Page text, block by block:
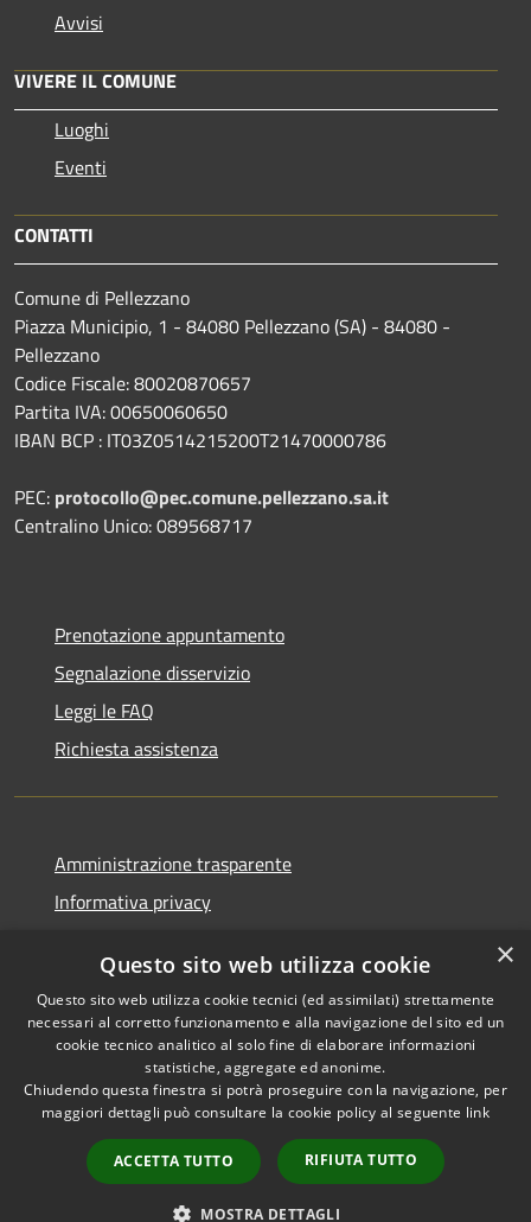
Avvisi
VIVERE IL COMUNE
Luoghi
Eventi
CONTATTI
Comune di Pellezzano
Piazza Municipio, 1 - 84080 Pellezzano (SA) - 84080 -
Pellezzano
Codice Fiscale: 80020870657
Partita IVA: 00650060650
IBAN BCP : IT03Z0514215200T21470000786
PEC: protocollo@pec.comune.pellezzano.sa.it
Centralino Unico: 089568717
Prenotazione appuntamento
Segnalazione disservizio
Leggi le FAQ
Richiesta assistenza
Amministrazione trasparente
Informativa privacy
Dichiarazione di accessibilità
RSS
Accessibilità
Copyright © 2026 • Comune di
Pellezzano • Powered by
Municipium•
Accesso
redazione
×
Questo sito web utilizza cookie
Questo sito web utilizza cookie tecnici (ed assimilati) strettamente
necessari al corretto funzionamento e alla navigazione del sito ed un
cookie tecnico analitico al solo fine di elaborare informazioni
statistiche, aggregate ed anonime.
Chiudendo questa finestra si potrà proseguire con la navigazione, per
maggiori dettagli può consultare la cookie policy al seguente link
ACCETTA TUTTO RIFIUTA TUTTO
MOSTRA DETTAGLI